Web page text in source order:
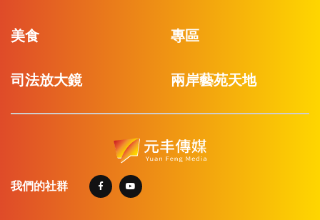
美食 專區
司法放大鏡 兩岸藝苑天地
我們的社群